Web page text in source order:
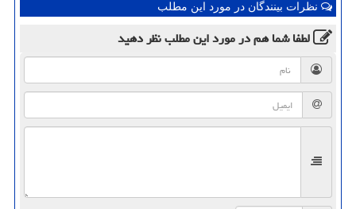
نظرات بینندگان در مورد این مطلب
لطفا شما همدر مورد این مطلبنظر دهید